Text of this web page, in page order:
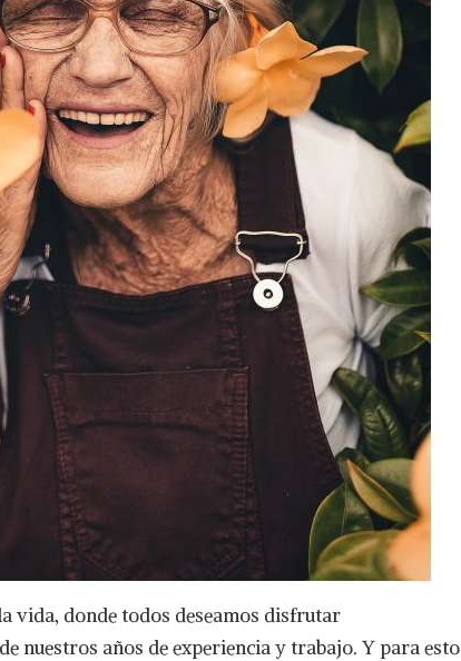
vida, donde todos deseamos disfrutar
nuestros años de experiencia y trabajo. Y para esto